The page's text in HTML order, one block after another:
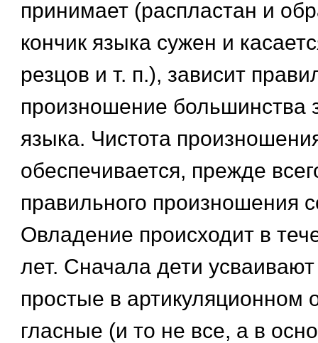
принимает (распластан и
кончик языка сужен и
резцов и т. п.), зависит
произношение большинства
языка. Чистота
обеспечивается, прежде
правильного произношения
Овладение происходит в
лет. Сначала дети
простые в артикуляционном
гласные (и то не все, а в